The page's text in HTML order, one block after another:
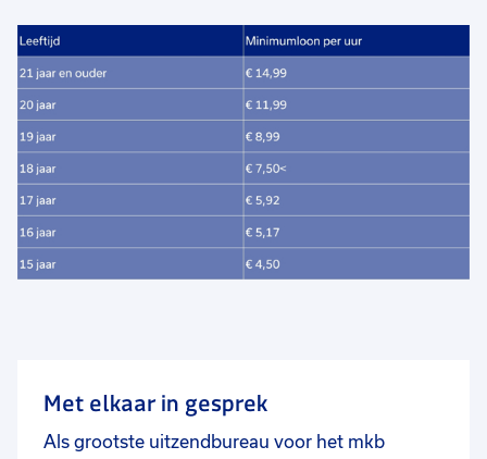
Met elkaar in gesprek
Als grootste uitzendbureau voor het mkb